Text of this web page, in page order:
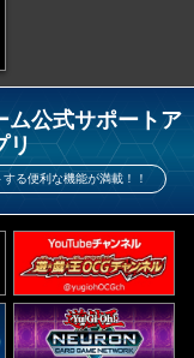
ム公式サポートア
リ
る便利な機能が満載！！